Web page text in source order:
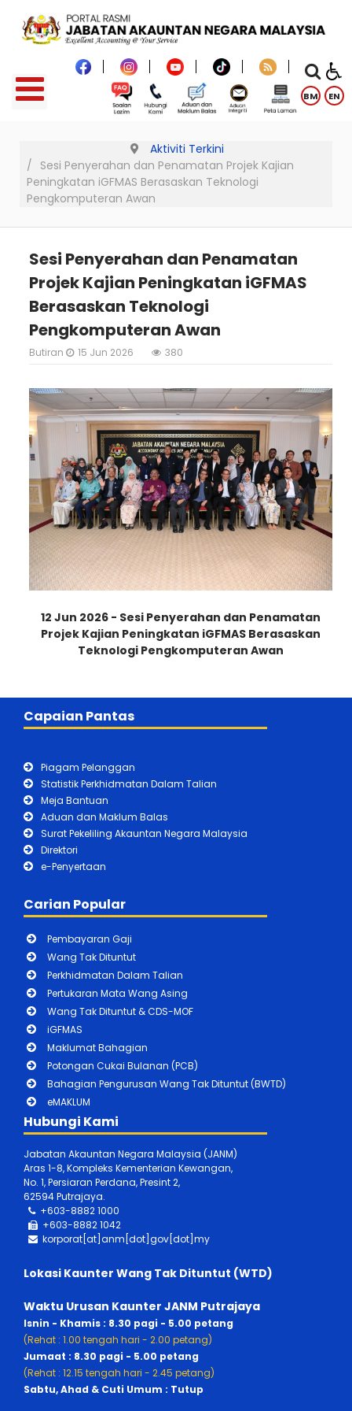
BM EN
Aktiviti Terkini
Sesi Penyerahan dan Penamatan Projek Kajian
Peningkatan iGFMAS Berasaskan Teknologi
Pengkomputeran Awan
Sesi Penyerahan dan Penamatan
Projek Kajian Peningkatan iGFMAS
Berasaskan Teknologi
Pengkomputeran Awan
Butiran 15 Jun 2026 380
12 Jun 2026 - Sesi Penyerahan dan Penamatan
Projek Kajian Peningkatan iGFMAS Berasaskan
Teknologi Pengkomputeran Awan
Capaian Pantas
Piagam Pelanggan
Statistik Perkhidmatan Dalam Talian
Meja Bantuan
Aduan dan Maklum Balas
Surat Pekeliling Akauntan Negara Malaysia
Direktori
e-Penyertaan
Carian Popular
Pembayaran Gaji
Wang Tak Dituntut
Perkhidmatan Dalam Talian
Pertukaran Mata Wang Asing
Wang Tak Dituntut & CDS-MOF
iGFMAS
Maklumat Bahagian
Potongan Cukai Bulanan (PCB)
Bahagian Pengurusan Wang Tak Dituntut (BWTD)
eMAKLUM
Hubungi Kami
Jabatan Akauntan Negara Malaysia (JANM)
Aras 1-8, Kompleks Kementerian Kewangan,
No. 1, Persiaran Perdana, Presint 2,
62594 Putrajaya.
+603-8882 1000
+603-8882 1042
korporat[at]anm[dot]gov[dot]my
Lokasi Kaunter Wang Tak Dituntut (WTD)
Waktu Urusan Kaunter JANM Putrajaya
Isnin - Khamis : 8.30 pagi - 5.00 petang
(Rehat : 1.00 tengah hari - 2.00 petang)
Jumaat : 8.30 pagi - 5.00 petang
(Rehat : 12.15 tengah hari - 2.45 petang)
Sabtu, Ahad & Cuti Umum : Tutup